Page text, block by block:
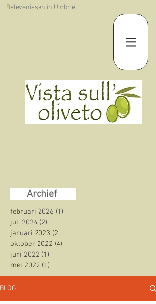
Belevenissen in Umbrië
Archief
februari 2026 (1)
juli 2024 (2)
januari 2023 (2)
oktober 2022 (4)
juni 2022 (1)
mei 2022 (1)
BLOG